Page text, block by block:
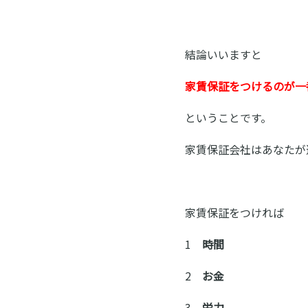
結論いいますと
家賃保証をつけるのが
ということです。
家賃保証会社はあなたが
家賃保証をつければ
1 時間
2 お金